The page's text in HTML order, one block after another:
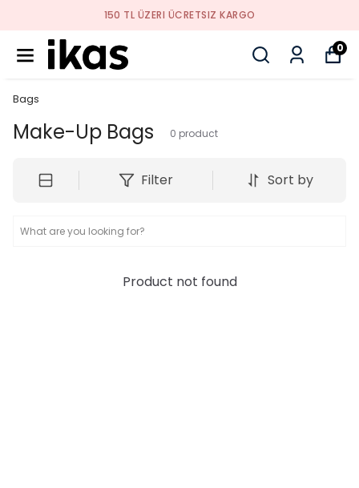
150 TL ÜZERI ÜCRETSIZ KARGO
0
Bags
Make-Up Bags 0 product
Filter Sort by
Product not found